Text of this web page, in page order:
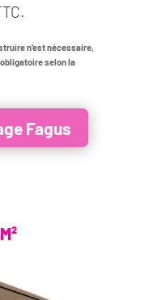
n’est nécessaire,
selon la
Fagus